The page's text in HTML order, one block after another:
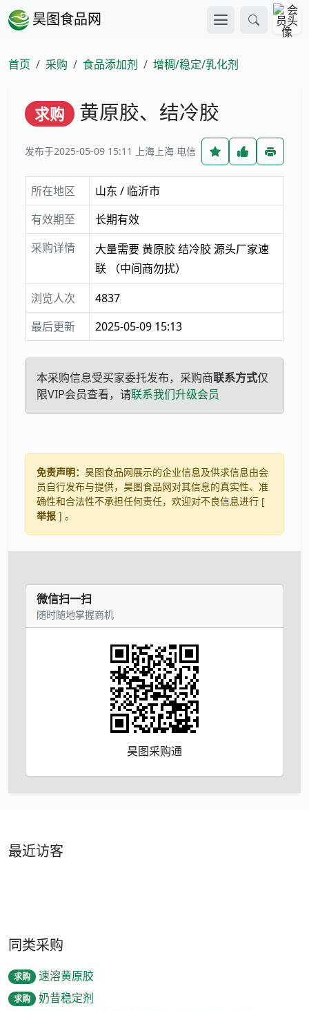
昊图食品网
首页 采购 食品添加剂 增稠/稳定/乳化剂
求购 黄原胶、结冷胶
发布于2025-05-09 15:11 上海上海 电信
所在地区
山东 / 临沂市
有效期至
长期有效
采购详情
大量需要 黄原胶 结冷胶 源头厂家速
联 （中间商勿扰）
浏览人次
4837
最后更新
2025-05-09 15:13
本采购信息受买家委托发布，采购商联系方式仅
限VIP会员查看，请联系我们升级会员
免责声明： 昊图食品网展示的企业信息及供求信息由会
员自行发布与提供，昊图食品网对其信息的真实性、准
确性和合法性不承担任何责任，欢迎对不良信息进行 [
举报 ] 。
微信扫一扫
随时随地掌握商机
昊图采购通
最近访客
同类采购
求购 速溶黄原胶
求购 奶昔稳定剂